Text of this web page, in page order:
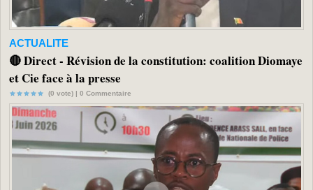
ACTUALITE
🔴 Direct - Révision de la constitution: coalition Diomaye
et Cie face à la presse
(0 vote) | 0 Commentaire